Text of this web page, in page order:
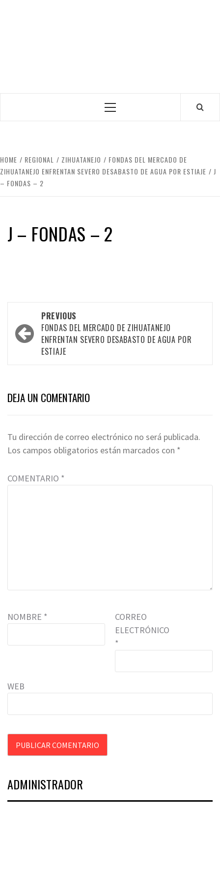
Primary
HOME REGIONAL ZIHUATANEJO
FONDAS DEL MERCADO DE
ZIHUATANEJO ENFRENTAN SEVERO DESABASTO DE AGUA POR ESTIAJE
J
– FONDAS – 2
J – FONDAS – 2
navigation
PREVIOUS
FONDAS DEL MERCADO DE ZIHUATANEJO
ENFRENTAN SEVERO DESABASTO DE AGUA POR
ESTIAJE
DEJA UN COMENTARIO
Tu dirección de correo electrónico no será publicada.
Los campos obligatorios están marcados con *
COMENTARIO *
NOMBRE *
CORREO
ELECTRÓNICO
*
WEB
ADMINISTRADOR